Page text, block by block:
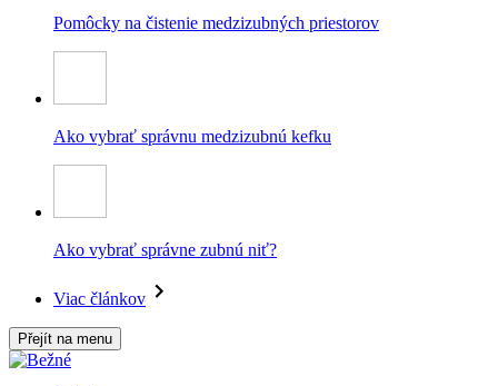
Pomôcky na čistenie medzizubných priestorov
Ako vybrať správnu medzizubnú kefku
Ako vybrať správne zubnú niť?
Viac článkov
Přejít na menu